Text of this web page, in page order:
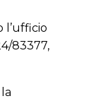
l’ufficio
83377,